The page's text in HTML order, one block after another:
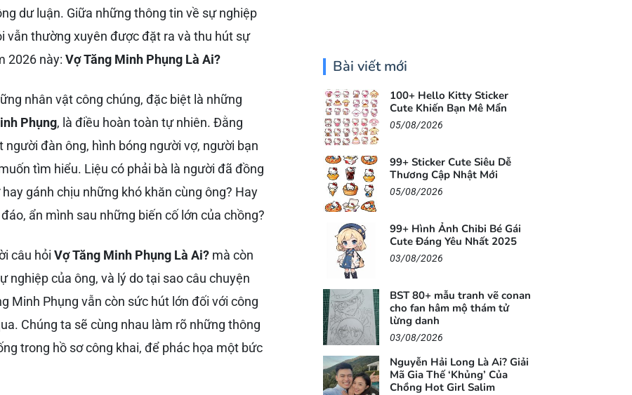
dư luận. Giữa những thông tin về sự nghiệp
vẫn thường xuyên được đặt ra và thu hút sự
2026 này: Vợ Tăng Minh Phụng Là Ai?
nhân vật công chúng, đặc biệt là những
Phụng, là điều hoàn toàn tự nhiên. Đằng
đàn ông, hình bóng người vợ, người bạn
tìm hiểu. Liệu có phải bà là người đã đồng
gánh chịu những khó khăn cùng ông? Hay
ẩn mình sau những biến cố lớn của chồng?
câu hỏi Vợ Tăng Minh Phụng Là Ai? mà còn
nghiệp của ông, và lý do tại sao câu chuyện
Minh Phụng vẫn còn sức hút lớn đối với công
Chúng ta sẽ cùng nhau làm rõ những thông
trong hồ sơ công khai, để phác họa một bức
Bài viết mới
100+ Hello Kitty Sticker
Cute Khiến Bạn Mê Mẩn
05/08/2026
99+ Sticker Cute Siêu Dễ
Thương Cập Nhật Mới
05/08/2026
99+ Hình Ảnh Chibi Bé Gái
Cute Đáng Yêu Nhất 2025
03/08/2026
BST 80+ mẫu tranh vẽ conan
cho fan hâm mộ thám tử
lừng danh
03/08/2026
Nguyễn Hải Long Là Ai? Giải
Mã Gia Thế ‘Khủng’ Của
Chồng Hot Girl Salim